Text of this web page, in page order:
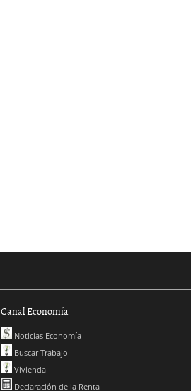
Canal Economía
Noticias Economía
Buscar Trabajo
Vivienda
Declaración de la Renta